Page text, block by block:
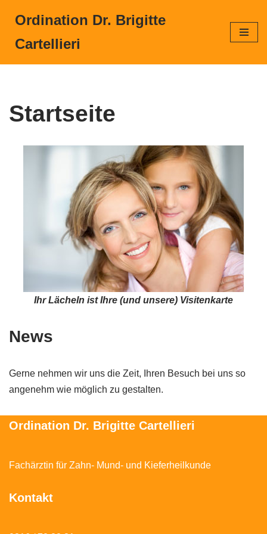
Inhalt
springen
Ordination Dr. Brigitte
Cartellieri
Startseite
Ihr Lächeln ist Ihre (und unsere) Visitenkarte
News
Gerne nehmen wir uns die Zeit, Ihren Besuch bei uns so
angenehm wie möglich zu gestalten.
Ordination Dr. Brigitte Cartellieri
Fachärztin für Zahn- Mund- und Kieferheilkunde
Kontakt